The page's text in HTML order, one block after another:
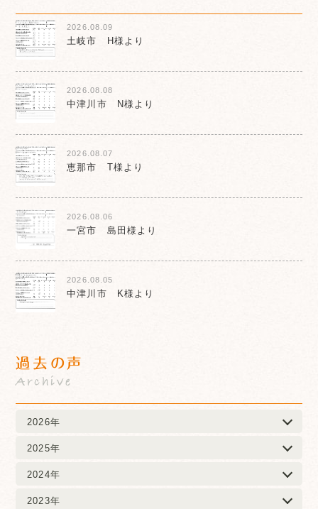
2026.08.09
土岐市 H様より
2026.08.08
中津川市 N様より
2026.08.07
恵那市 T様より
2026.08.06
一宮市 島田様より
2026.08.05
中津川市 K様より
過去の声
Archive
2026年
2025年
2024年
2023年